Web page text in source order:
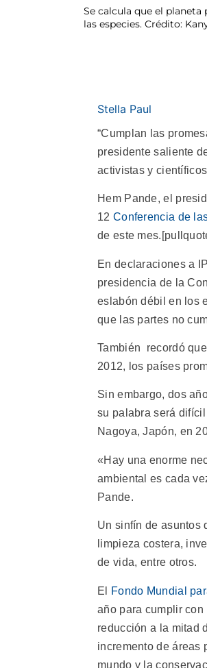
Se calcula que el
las especies. Crédito:
Stella Paul
“Cumplan las
presidente saliente
activistas y
Hem Pande, el
12 Conferencia de
de este
En declaraciones a
presidencia de la
eslabón débil en los
que las partes no
También recordó
2012, los países
Sin embargo, dos
su palabra será
Nagoya, Japón, en
«Hay una enorme
ambiental es cada
Pande.
Un sinfín de asuntos
limpieza costera,
de vida, entre otros.
El Fondo Mundial
año para cumplir
reducción a la mitad
incremento de áreas
mundo y la